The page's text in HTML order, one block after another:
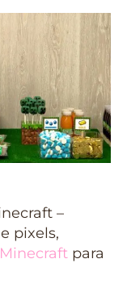
–
pixels,
Minecraft para